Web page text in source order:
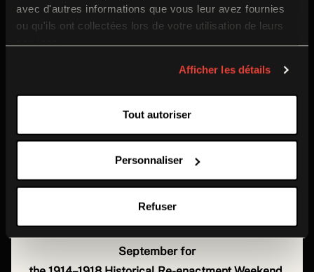
avec d'autres informations que vous leur avez fournies
ou qu'ils ont collectées lors de votre utilisation de leurs
services.
Afficher les détails
Tout autoriser
Personnaliser
Refuser
Temporary Closure
The museum of the Great War is closed to the
17 August to 4 September 2026
(inclusive).
During this time, our teams are working behind the
scenes on the museum’s collections and preparing
September for
Rue Lazare Ponticelli
77100 Meaux
Tarif plein
12€
5€ à 9€
Le musée de la Grande Guerre à Meaux
La tranchée